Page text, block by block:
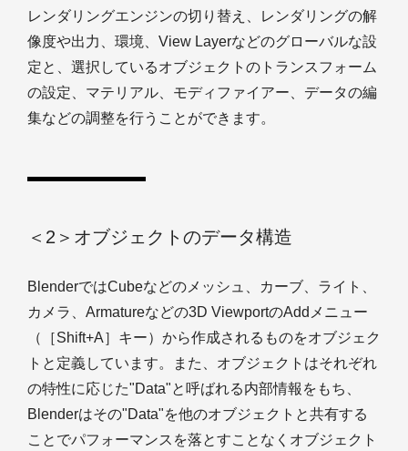
レンダリングエンジンの切り替え、レンダリングの解
像度や出力、環境、View Layerなどのグローバルな設
定と、選択しているオブジェクトのトランスフォーム
の設定、マテリアル、モディファイアー、データの編
集などの調整を行うことができます。
＜2＞オブジェクトのデータ構造
BlenderではCubeなどのメッシュ、カーブ、ライト、
カメラ、Armatureなどの3D ViewportのAddメニュー
（［Shift+A］キー）から作成されるものをオブジェク
トと定義しています。また、オブジェクトはそれぞれ
の特性に応じた"Data"と呼ばれる内部情報をもち、
Blenderはその"Data"を他のオブジェクトと共有する
ことでパフォーマンスを落とすことなくオブジェクト